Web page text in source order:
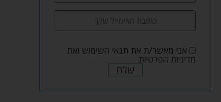
אני מאשר/ת את תנאי השימוש ואת
מדיניות הפרטיות
שלח